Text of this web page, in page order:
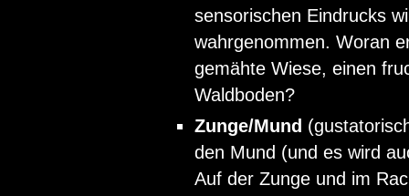
sensorischen Eindrucks
wahrgenommen. Woran
gemähte Wiese, einen
Waldboden?
Zunge/Mund
den Mund (und es wird
Auf der Zunge und im